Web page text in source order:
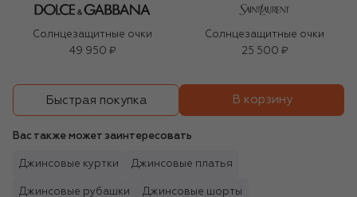
Солнцезащитные очки
49 950 ₽
Солнцезащитные очки
25 500 ₽
Быстрая покупка В корзину
Вас также может заинтересовать
Джинсовые куртки Джинсовые платья
Джинсовые рубашки Джинсовые шорты